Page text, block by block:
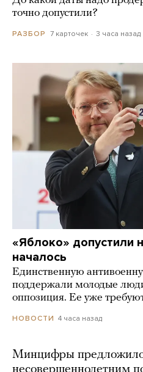
точно допустили?
РАЗБОР 7 карточек 3 часа назад
«Яблоко» допустили
началось
Единственную
поддержали молодые
оппозиция. Ее уже
НОВОСТИ 4 часа назад
Минцифры предложило